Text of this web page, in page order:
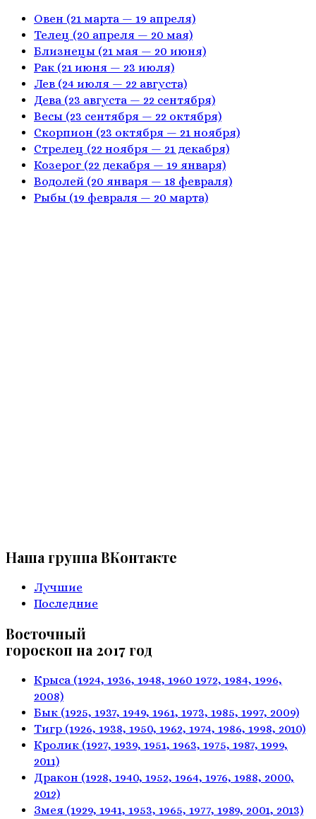
Овен (21 марта — 19 апреля)
Телец (20 апреля — 20 мая)
Близнецы (21 мая — 20 июня)
Рак (21 июня — 23 июля)
Лев (24 июля — 22 августа)
Дева (23 августа — 22 сентября)
Весы (23 сентября — 22 октября)
Скорпион (23 октября — 21 ноября)
Стрелец (22 ноября — 21 декабря)
Козерог (22 декабря — 19 января)
Водолей (20 января — 18 февраля)
Рыбы (19 февраля — 20 марта)
Наша группа ВКонтакте
Лучшие
Последние
Восточный
гороскоп на 2017 год
Крыса (1924, 1936, 1948, 1960 1972, 1984, 1996,
2008)
Бык (1925, 1937, 1949, 1961, 1973, 1985, 1997, 2009)
Тигр (1926, 1938, 1950, 1962, 1974, 1986, 1998, 2010)
Кролик (1927, 1939, 1951, 1963, 1975, 1987, 1999,
2011)
Дракон (1928, 1940, 1952, 1964, 1976, 1988, 2000,
2012)
Змея (1929, 1941, 1953, 1965, 1977, 1989, 2001, 2013)